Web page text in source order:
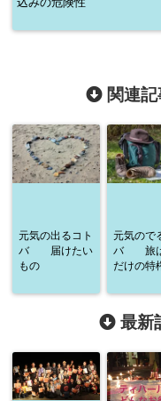
関連記
元気の出るコト
バ 届けたい
もの
元気ので
バ 旅
だけの特
最新